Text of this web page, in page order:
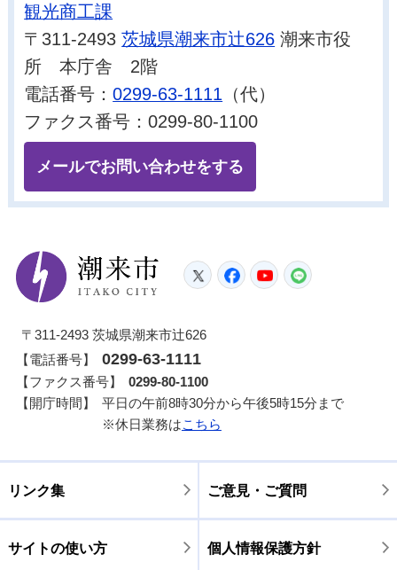
観光商工課
〒311-2493茨城県潮来市辻626 潮来市役
所 本庁舎 2階
電話番号：0299-63-1111 （代）
ファクス番号：0299-80-1100
メールでお問い合わせをする
潮来市
TwitterFacebook
YouTube
〒311-2493 茨城県潮来市辻626
【電話番号】
0299-63-1111
【ファクス番号】
0299-80-1100
【開庁時間】
平日の午前8時30分から午後5時15分まで
※休日業務はこちら
リンク集 ご意見・ご質問
サイトの使い方 個人情報保護方針